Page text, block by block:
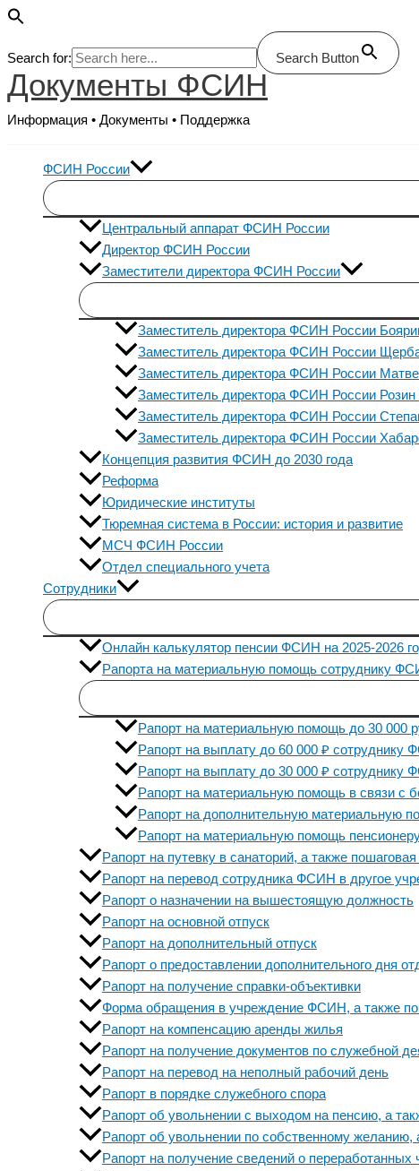
Search for:
Search Button
Перейти
к
содержимому
Документы ФСИН
Информация • Документы • Поддержка
ФСИН России
Центральный аппарат ФСИН России
Директор ФСИН России
Заместители директора ФСИН России
Заместитель директора ФСИН России
Заместитель директора ФСИН России
Заместитель директора ФСИН России
Заместитель директора ФСИН России
Заместитель директора ФСИН России
Заместитель директора ФСИН России
Концепция развития ФСИН до 2030 года
Реформа
Юридические институты
Тюремная система в России: история и развитие
МСЧ ФСИН России
Отдел специального учета
Сотрудники
Онлайн калькулятор пенсии ФСИН на 2025-2026
Рапорта на материальную помощь сотруднику
Рапорт на материальную помощь до 30 000
Рапорт на выплату до 60 000 ₽ сотруднику
Рапорт на выплату до 30 000 ₽ сотруднику
Рапорт на материальную помощь в связи с
Рапорт на дополнительную материальную
Рапорт на материальную помощь
Рапорт на путевку в санаторий, а также
Рапорт на перевод сотрудника ФСИН в другое
Рапорт о назначении на вышестоящую должность
Рапорт на основной отпуск
Рапорт на дополнительный отпуск
Рапорт о предоставлении дополнительного дня
Рапорт на получение справки-объективки
Форма обращения в учреждение ФСИН, а также
Рапорт на компенсацию аренды жилья
Рапорт на получение документов по служебной
Рапорт на перевод на неполный рабочий день
Рапорт в порядке служебного спора
Рапорт об увольнении с выходом на пенсию, а
Рапорт об увольнении по собственному желанию,
Рапорт на получение сведений о переработанных